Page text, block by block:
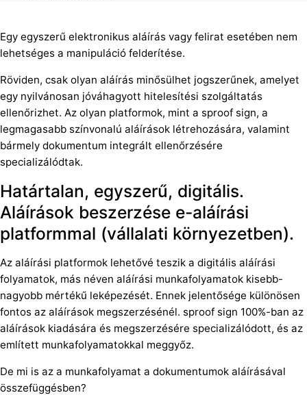
Egy egyszerű elektronikus aláírás vagy felirat esetében nem
lehetséges a manipuláció felderítése.
Röviden, csak olyan aláírás minősülhet jogszerűnek, amelyet
egy nyilvánosan jóváhagyott hitelesítési szolgáltatás
ellenőrizhet. Az olyan platformok, mint a sproof sign, a
legmagasabb színvonalú aláírások létrehozására, valamint
bármely dokumentum integrált ellenőrzésére
specializálódtak.
Határtalan, egyszerű, digitális.
Aláírások beszerzése e-aláírási
platformmal (vállalati környezetben).
Az aláírási platformok lehetővé teszik a digitális aláírási
folyamatok, más néven aláírási munkafolyamatok kisebb-
nagyobb mértékű leképezését. Ennek jelentősége különösen
fontos az aláírások megszerzésénél. sproof sign 100%-ban az
aláírások kiadására és megszerzésére specializálódott, és az
említett munkafolyamatokkal meggyőz.
De mi is az a munkafolyamat a dokumentumok aláírásával
összefüggésben?